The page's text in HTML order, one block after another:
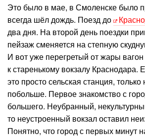
Это было в мае, в Смоленске было
всегда шёл дождь. Поезд до
два дня. На второй день поездки
пейзаж сменяется на степную
И вот уже перегретый от жары
к старенькому вокзалу Краснодара.
это просто сельская станция,
побольше. Первое знакомство с
большего. Неубранный,
то неустроенный вокзал оставил
Понятно, что город с первых минут